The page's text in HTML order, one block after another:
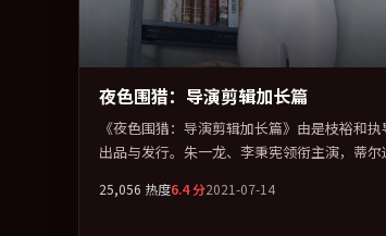
夜色围猎：导演剪辑加长篇
《夜色围猎：导演剪辑加长篇》由是枝裕和
出品与发行。朱一龙、李秉宪领衔主演，蒂
之间反复拉扯。全片以「惊悚」类型为骨架，
25,056 热度6.4分2021-07-14